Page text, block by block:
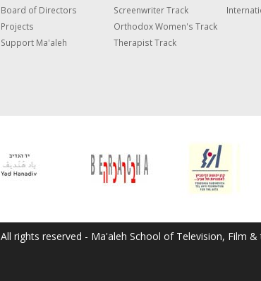
Board of Directors
Projects
Support Ma'aleh
Screenwriter Track
Orthodox Women's Track
Therapist Track
All rights reserved - Ma'aleh School of Television, Film